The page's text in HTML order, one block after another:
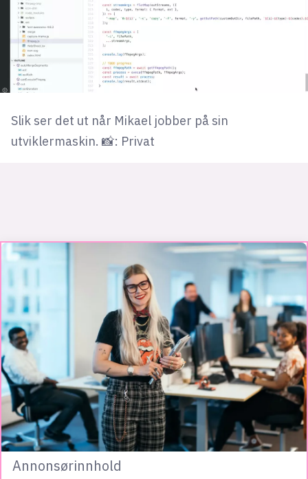
Slik ser det ut når Mikael jobber på sin
utviklermaskin. 📸: Privat
Annonsørinnhold